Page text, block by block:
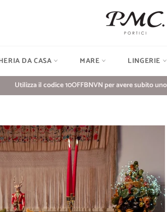
DA CASA MARE LINGERIE
Utilizza il codice 10OFFBNVN per avere subito